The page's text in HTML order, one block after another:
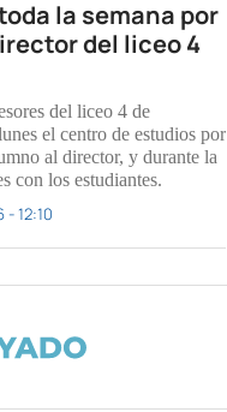
la semana por
del liceo 4
del liceo 4 de
el centro de estudios por
al director, y durante la
con los estudiantes.
- 12:10